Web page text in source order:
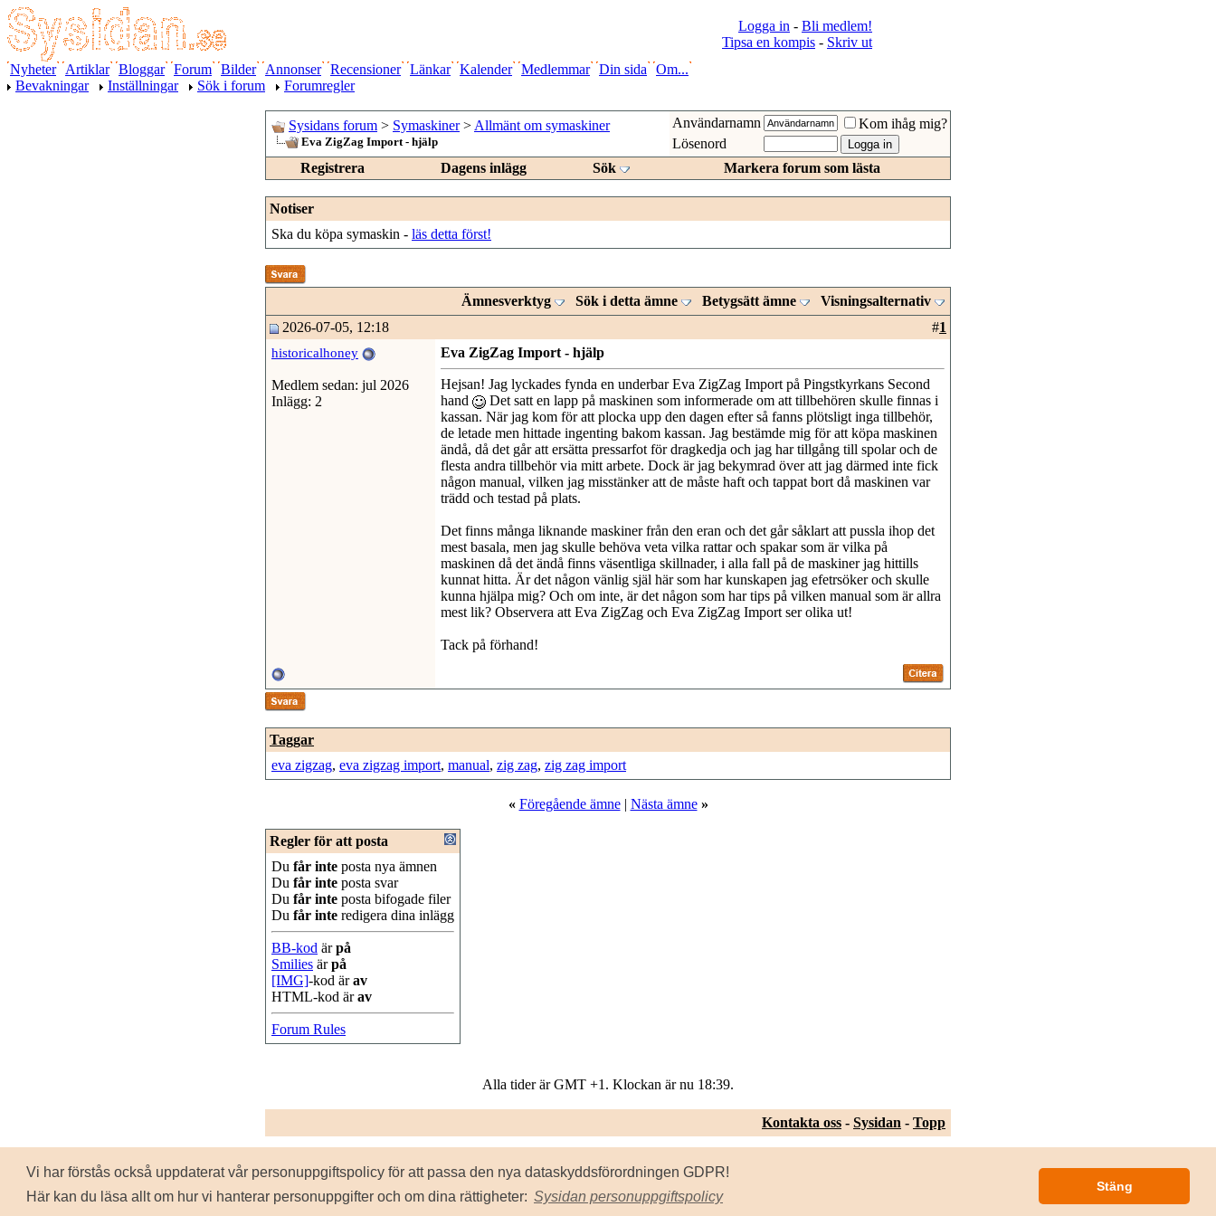
Vi har förstås också uppdaterat vår personuppgiftspolicy för att passa den nya dataskyddsförordningen GDPR!
Här kan du läsa allt om hur vi hanterar personuppgifter och om dina rättigheter: Sysidan personuppgiftspolicy
Stäng
Logga in - Bli medlem!
Tipsa en kompis - Skriv ut
Nyheter
Artiklar Bloggar Forum Bilder Annonser Recensioner Länkar Kalender Medlemmar Din sida
Om...
Bevakningar
Inställningar Sök i forum Forumregler
Sysidans forum > Symaskiner > Allmänt om symaskiner
Eva ZigZag Import - hjälp
Användarnamn
Kom ihåg mig?
Lösenord
Registrera
Dagens inlägg Sök Markera forum som lästa
Notiser
Ska du köpa symaskin - läs detta först!
Ämnesverktyg Sök i detta ämne Betygsätt ämne
Visningsalternativ
2026-07-05, 12:18
#1
historicalhoney
Medlem sedan: jul 2026
Inlägg: 2
Eva ZigZag Import - hjälp
Hejsan! Jag lyckades fynda en underbar Eva ZigZag Import på Pingstkyrkans Second
hand
Det satt en lapp på maskinen som informerade om att tillbehören skulle finnas i
kassan. När jag kom för att plocka upp den dagen efter så fanns plötsligt inga tillbehör,
de letade men hittade ingenting bakom kassan. Jag bestämde mig för att köpa maskinen
ändå, då det går att ersätta pressarfot för dragkedja och jag har tillgång till spolar och de
flesta andra tillbehör via mitt arbete. Dock är jag bekymrad över att jag därmed inte fick
någon manual, vilken jag misstänker att de måste haft och tappat bort då maskinen var
trädd och testad på plats.
Det finns många liknande maskiner från den eran och det går såklart att pussla ihop det
mest basala, men jag skulle behöva veta vilka rattar och spakar som är vilka på
maskinen då det ändå finns väsentliga skillnader, i alla fall på de maskiner jag hittills
kunnat hitta. Är det någon vänlig själ här som har kunskapen jag efetrsöker och skulle
kunna hjälpa mig? Och om inte, är det någon som har tips på vilken manual som är allra
mest lik? Observera att Eva ZigZag och Eva ZigZag Import ser olika ut!
Tack på förhand!
Taggar
eva zigzag, eva zigzag import, manual, zig zag, zig zag import
« Föregående ämne| Nästa ämne »
Regler för att posta
Du får inte posta nya ämnen
Du får inte posta svar
Du får inte posta bifogade filer
Du får inte redigera dina inlägg
BB-kod ärpå
Smilies ärpå
[IMG]-kod ärav
HTML-kod ärav
Forum Rules
Alla tider är GMT +1. Klockan är nu 18:39.
Kontakta oss - Sysidan - Topp
Copyright ©2000 - 2026, Jelsoft Enterprises Ltd.
CommunityLibfrån
Personuppgiftspolicy